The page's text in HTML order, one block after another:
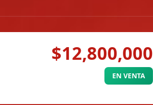
$12,800,000
EN VENTA